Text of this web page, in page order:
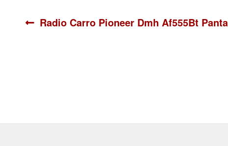
Navegación
Anterior:
Radio Carro Pioneer Dmh Af555Bt